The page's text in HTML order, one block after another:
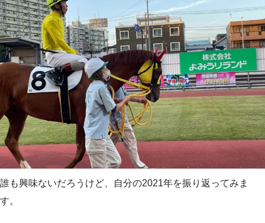
誰も興味ないだろうけど、自分の2021年を振り返ってみま
す。